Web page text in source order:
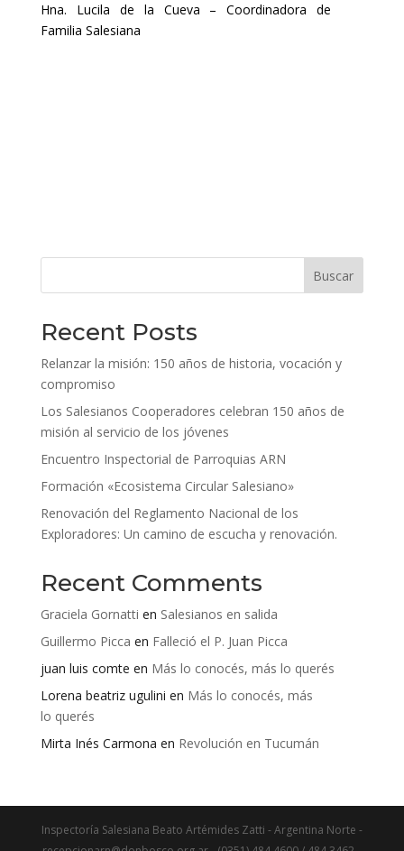
Hna. Lucila de la Cueva – Coordinadora de
Familia Salesiana
Buscar
Recent Posts
Relanzar la misión: 150 años de historia, vocación y
compromiso
Los Salesianos Cooperadores celebran 150 años de
misión al servicio de los jóvenes
Encuentro Inspectorial de Parroquias ARN
Formación «Ecosistema Circular Salesiano»
Renovación del Reglamento Nacional de los
Exploradores: Un camino de escucha y renovación.
Recent Comments
Graciela Gornatti en Salesianos en salida
Guillermo Picca en Falleció el P. Juan Picca
juan luis comte en Más lo conocés, más lo querés
Lorena beatriz ugulini en Más lo conocés, más
lo querés
Mirta Inés Carmona en Revolución en Tucumán
Inspectoría Salesiana Beato Artémides Zatti - Argentina Norte -